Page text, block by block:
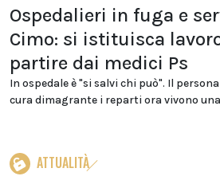
Ospedalieri in fuga e
Cimo: si istituisca
partire dai medici Ps
In ospedale è "si salvi chi può". Il
cura dimagrante i reparti ora vivono
ATTUALITÀ